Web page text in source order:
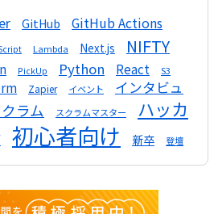
GitHub GitHub Actions
Lambda Next.js
NIFTY
PickUp Python React S3
Zapier イベント
インタビュ
ラム スクラムマスター
ハッカ
初心者向け 新卒 登壇